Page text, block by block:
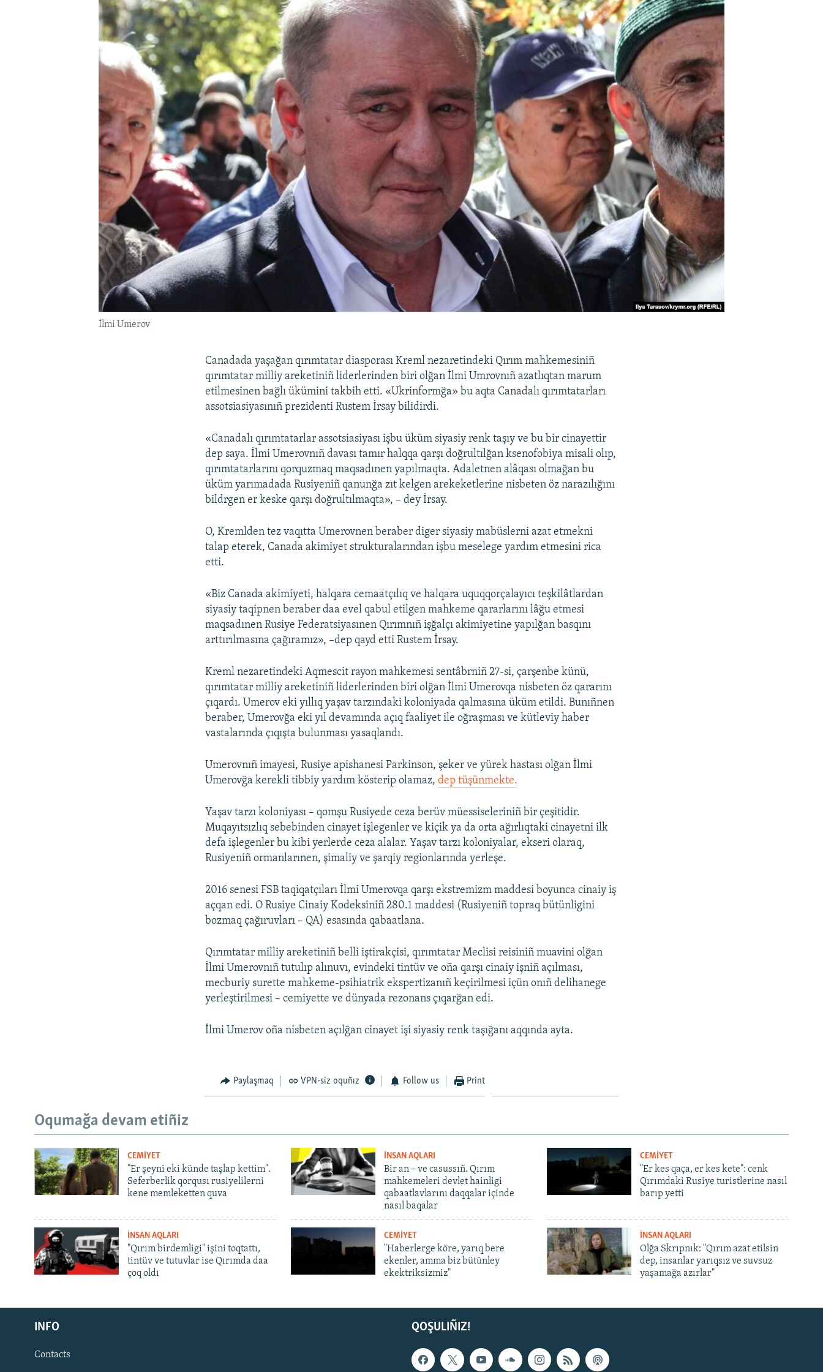
Русский
Українською
QOŞULIÑIZ!
İlmi Umerov
Canadada yaşağan qırımtatar diasporası Kreml nezaretindeki Qırım mahkemesiniñ
qırımtatar milliy areketiniñ liderlerinden biri olğan İlmi Umrovnıñ azatlıqtan marum
etilmesinen bağlı ükümini takbih etti. «Ukrinformğa» bu aqta Canadalı qırımtatarları
assotsiasiyasınıñ prezidenti Rustem İrsay bilidirdi.
«Canadalı qırımtatarlar assotsiasiyası işbu üküm siyasiy renk taşıy ve bu bir cinayettir
dep saya. İlmi Umerovnıñ davası tamır halqqa qarşı doğrultılğan ksenofobiya misali olıp,
qırımtatarlarını qorquzmaq maqsadınen yapılmaqta. Adaletnen alâqası olmağan bu
üküm yarımadada Rusiyeniñ qanunğa zıt kelgen arekeketlerine nisbeten öz narazılığını
bildrgen er keske qarşı doğrultılmaqta», – dey İrsay.
O, Kremlden tez vaqıtta Umerovnen beraber diger siyasiy mabüslerni azat etmekni
talap eterek, Canada akimiyet strukturalarından işbu meselege yardım etmesini rica
etti.
«Biz Canada akimiyeti, halqara cemaatçılıq ve halqara uquqqorçalayıcı teşkilâtlardan
siyasiy taqipnen beraber daa evel qabul etilgen mahkeme qararlarını lâğu etmesi
maqsadınen Rusiye Federatsiyasınen Qırımnıñ işğalçı akimiyetine yapılğan basqını
arttırılmasına çağıramız», –dep qayd etti Rustem İrsay.
Kreml nezaretindeki Aqmescit rayon mahkemesi sentâbrniñ 27-si, çarşenbe künü,
qırımtatar milliy areketiniñ liderlerinden biri olğan İlmi Umerovqa nisbeten öz qararını
çıqardı. Umerov eki yıllıq yaşav tarzındaki koloniyada qalmasına üküm etildi. Bunıñnen
beraber, Umerovğa eki yıl devamında açıq faaliyet ile oğraşması ve kütleviy haber
vastalarında çıqışta bulunması yasaqlandı.
Umerovnıñ imayesi, Rusiye apishanesi Parkinson, şeker ve yürek hastası olğan İlmi
Umerovğa kerekli tibbiy yardım kösterip olamaz,dep tüşünmekte.
Yaşav tarzı koloniyası – qomşu Rusiyede ceza berüv müessiseleriniñ bir çeşitidir.
Muqayıtsızlıq sebebinden cinayet işlegenler ve kiçik ya da orta ağırlıqtaki cinayetni ilk
defa işlegenler bu kibi yerlerde ceza alalar. Yaşav tarzı koloniyalar, ekseri olaraq,
Rusiyeniñ ormanlarınen, şimaliy ve şarqiy regionlarında yerleşe.
2016 senesi FSB taqiqatçıları İlmi Umerovqa qarşı ekstremizm maddesi boyunca cinaiy iş
açqan edi. O Rusiye Cinaiy Kodeksiniñ 280.1 maddesi (Rusiyeniñ topraq bütünligini
bozmaq çağıruvları – QA) esasında qabaatlana.
Qırımtatar milliy areketiniñ belli iştirakçisi, qırımtatar Meclisi reisiniñ muavini olğan
İlmi Umerovnıñ tutulıp alınuvı, evindeki tintüv ve oña qarşı cinaiy işniñ açılması,
mecburiy surette mahkeme-psihiatrik ekspertizanıñ keçirilmesi içün onıñ delihanege
yerleştirilmesi – cemiyette ve dünyada rezonans çıqarğan edi.
İlmi Umerov oña nisbeten açılğan cinayet işi siyasiy renk taşığanı aqqında ayta.
Paylaşmaq VPN-siz oquñız Follow us Print
Oqumağa devam etiñiz
CEMİYET
"Er şeyni eki künde taşlap kettim".
Seferberlik qorqusı rusiyelilerni
kene memleketten quva
İNSAN AQLARI
Bir an – ve casussıñ. Qırım
mahkemeleri devlet hainligi
qabaatlavlarını daqqalar içinde
nasıl baqalar
CEMİYET
"Er kes qaça, er kes kete": cenk
Qırımdaki Rusiye turistlerine nasıl
barıp yetti
İNSAN AQLARI
"Qırım birdemligi" işini toqtattı,
tintüv ve tutuvlar ise Qırımda daa
çoq oldı
CEMİYET
"Haberlerge köre, yarıq bere
ekenler, amma biz bütünley
ekektriksizmiz"
İNSAN AQLARI
Olğa Skrıpnık: "Qırım azat etilsin
dep, insanlar yarıqsız ve suvsuz
yaşamağa azırlar"
QOŞULIÑIZ!
INFO
Contacts